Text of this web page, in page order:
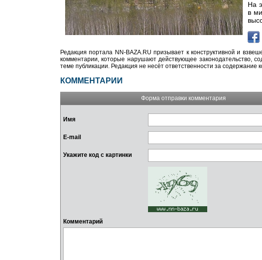
На
в
Редакция портала NN-BAZA.RU призывает к конструктивной и
комментарии, которые нарушают действующее законодательство,
теме публикации. Редакция не несёт ответственности за содержание
КОММЕНТАРИИ
Форма отправки комментария
Имя
E-mail
Укажите код с картинки
Комментарий